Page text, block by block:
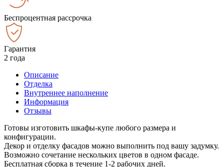
Беспроцентная рассрочка
Гарантия
2 года
Описание
Отделка
Внутреннее наполнение
Информация
Отзывы
Готовы изготовить шкафы-купе любого размера и
конфигурации.
Декор и отделку фасадов можно выполнить под вашу задумку.
Возможно сочетание нескольких цветов в одном фасаде.
Бесплатная сборка в течение 1-2 рабочих дней.